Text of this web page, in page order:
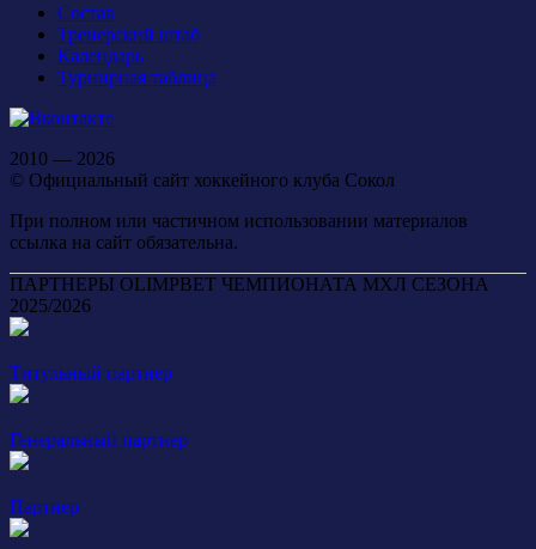
Состав
Тренерский штаб
Календарь
Турнирная таблица
2010 — 2026
© Официальный сайт хоккейного клуба Сокол
При полном или частичном использовании материалов
ссылка на сайт обязательна.
ПАРТНЕРЫ OLIMPBET ЧЕМПИОНАТА МХЛ СЕЗОНА
2025/2026
Титульный партнер
Генеральный партнер
Партнер